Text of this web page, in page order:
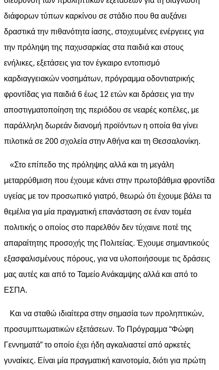
διάφορων τύπων καρκίνου σε στάδιο που θα αυξάνει
δραστικά την πιθανότητα ίασης, στοχευμένες ενέργειες για
την πρόληψη της παχυσαρκίας στα παιδιά και στους
ενήλικες, εξετάσεις για τον έγκαιρο εντοπισμό
καρδιαγγειακών νοσημάτων, πρόγραμμα οδοντιατρικής
φροντίδας για παιδιά 6 έως 12 ετών και δράσεις για την
αποστιγματοποίηση της περιόδου σε νεαρές κοπέλες, με
παράλληλη δωρεάν διανομή προϊόντων η οποία θα γίνει
πιλοτικά σε 200 σχολεία στην Αθήνα και τη Θεσσαλονίκη.
«Στο επίπεδο της πρόληψης αλλά και τη μεγάλη
μεταρρύθμιση που έχουμε κάνει στην πρωτοβάθμια φροντίδα
υγείας με τον προσωπικό γιατρό, θεωρώ ότι έχουμε βάλει τα
θεμέλια για μία πραγματική επανάσταση σε έναν τομέα
πολιτικής ο οποίος στο παρελθόν δεν τύχαινε ποτέ της
απαραίτητης προσοχής της Πολιτείας. Έχουμε σημαντικούς
εξασφαλισμένους πόρους, για να υλοποιήσουμε τις δράσεις
μας αυτές και από το Ταμείο Ανάκαμψης αλλά και από το
ΕΣΠΑ.
Και να σταθώ ιδιαίτερα στην σημασία των προληπτικών,
προσυμπτωματικών εξετάσεων. Το Πρόγραμμα “Φώφη
Γεννηματά” το οποίο έχει ήδη αγκαλιαστεί από αρκετές
γυναίκες. Είναι μία πραγματική καινοτομία, διότι για πρώτη